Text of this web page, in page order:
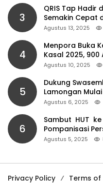
3
QRIS Tap Hadir
Semakin Cepat
NFC
Agustus 13, 2025
4
Menpora Buka
Kasal 2025,
Agustus 10, 2025
5
Dukung
Lamongan
Agustus 6, 2025
6
Sambut HUT ke
Pompanisasi
Agustus 5, 2025
Privacy Policy Terms of